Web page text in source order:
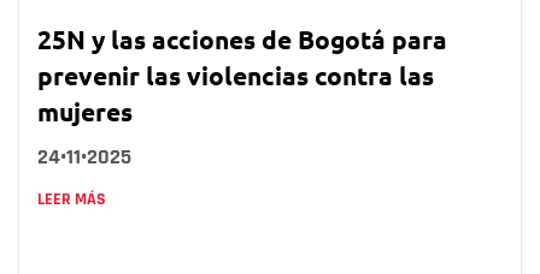
25N y las acciones de Bogotá para
prevenir las violencias contra las
mujeres
24•11•2025
LEER MÁS